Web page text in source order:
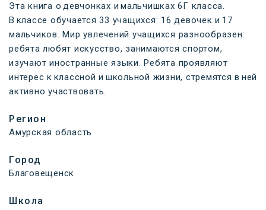
Эта книга о девчонках и мальчишках 6Г класса.
В классе обучается 33 учащихся: 16 девочек и 17
мальчиков. Мир увлечений учащихся разнообразен:
ребята любят искусство, занимаются спортом,
изучают иностранные языки. Ребята проявляют
интерес к классной и школьной жизни, стремятся в ней
активно участвовать.
Регион
Амурская область
Город
Благовещенск
Школа